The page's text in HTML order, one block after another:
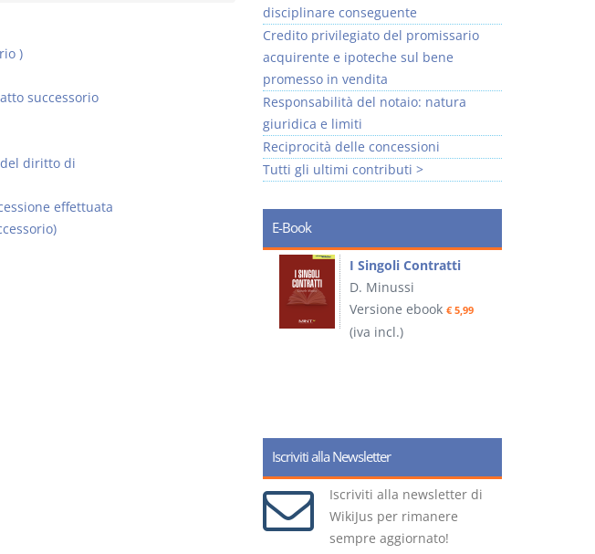
)
successorio
diritto di
effettuata
disciplinare conseguente
Credito privilegiato del promissario
acquirente e ipoteche sul bene
promesso in vendita
Responsabilità del notaio: natura
giuridica e limiti
Reciprocità delle concessioni
Tutti gli ultimi contributi >
E-Book
I Singoli Contratti
D. Minussi
Versione ebook € 5,99
(iva incl.)
Iscriviti alla Newsletter
Iscriviti alla newsletter di
WikiJus per rimanere
sempre aggiornato!